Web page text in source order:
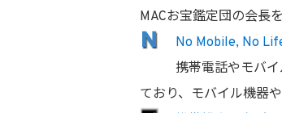
MACお宝鑑定団の会長
No Mobile, No
携帯電話やモバ
ており、モバイル機器